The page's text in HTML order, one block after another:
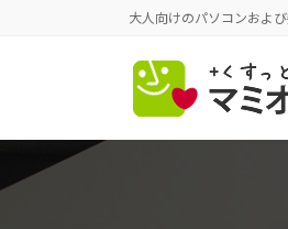
へ
キ
ョ
に
大人向けのパソコンおよ